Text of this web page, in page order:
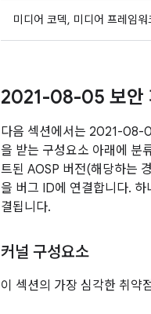
미디어 코덱, 미디어 프레임
2021-08-05 보안
다음 섹션에서는 2021-08-
을 받는 구성요소 아래에 분
트된 AOSP 버전(해당하는
을 버그 ID에 연결합니다.
결됩니다.
커널 구성요소
이 섹션의 가장 심각한 취약